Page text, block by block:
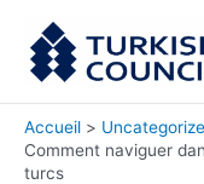
contenu
Accueil
Comment naviguer
turcs